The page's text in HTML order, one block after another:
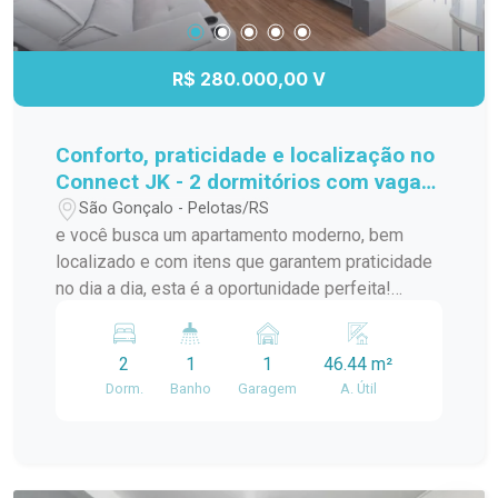
R$ 280.000,00 V
Conforto, praticidade e localização no
Connect JK - 2 dormitórios com vaga
privativa!
São Gonçalo - Pelotas/RS
e você busca um apartamento moderno, bem
localizado e com itens que garantem praticidade
no dia a dia, esta é a oportunidade perfeita!
Connect JK, na Av. JK de Oliveira, este imóvel
oferece tudo que você precisa para morar bem e
com comodidade. A poucos metros do Carrefour,
2
Dorm.
1
Banho
1
Garagem
46.44 m²
A. Útil